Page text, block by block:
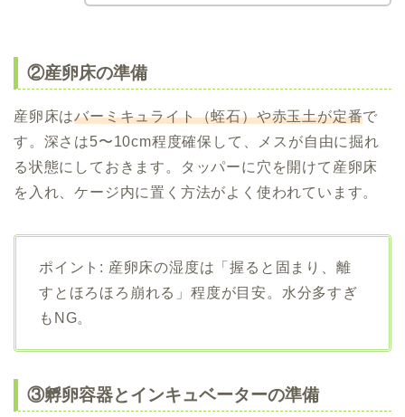
②産卵床の準備
産卵床はバーミキュライト（蛭石）や赤玉土が定番で
す。深さは5〜10cm程度確保して、メスが自由に掘れ
る状態にしておきます。タッパーに穴を開けて産卵床
を入れ、ケージ内に置く方法がよく使われています。
ポイント: 産卵床の湿度は「握ると固まり、離
すとほろほろ崩れる」程度が目安。水分多すぎ
もNG。
③孵卵容器とインキュベーターの準備